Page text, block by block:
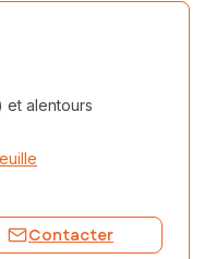
et alentours
Contacter